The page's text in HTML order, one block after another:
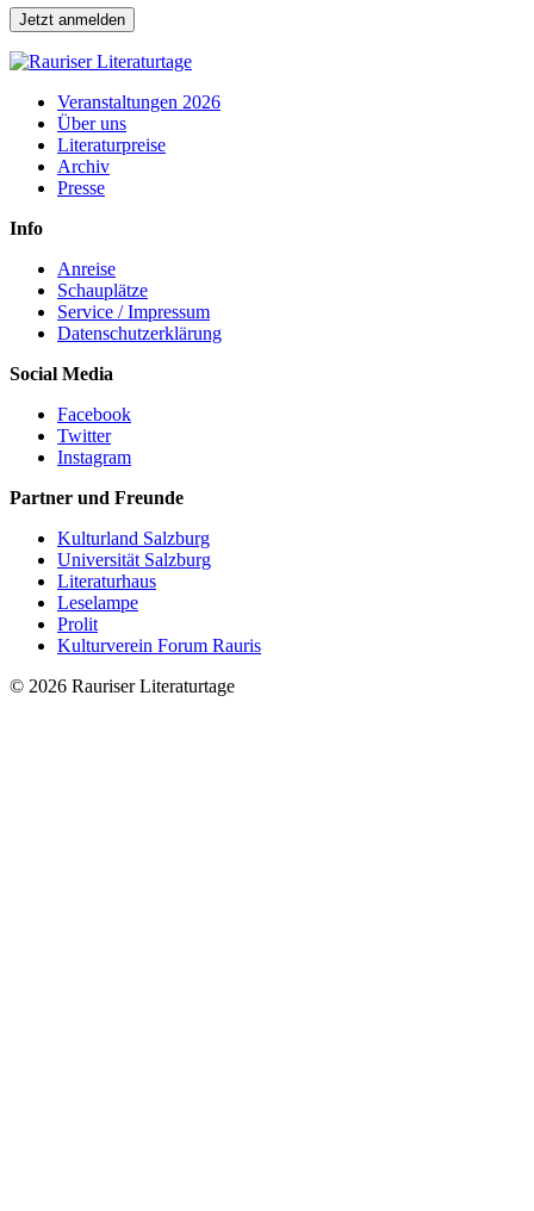
Veranstaltungen 2026
Über uns
Literaturpreise
Archiv
Presse
Info
Anreise
Schauplätze
Service / Impressum
Datenschutzerklärung
Social Media
Facebook
Twitter
Instagram
Partner und Freunde
Kulturland Salzburg
Universität Salzburg
Literaturhaus
Leselampe
Prolit
Kulturverein Forum Rauris
© 2026 Rauriser Literaturtage